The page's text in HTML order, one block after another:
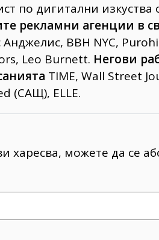
по дигитални
рекламни агенции в
BBH NYC,
Leo Burnett. Негови
TIME, Wall Street
(САЩ), ELLE.
харесва, можете да се